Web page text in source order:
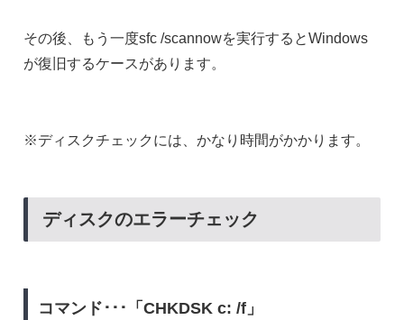
その後、もう一度sfc /scannowを実行するとWindows
が復旧するケースがあります。
※ディスクチェックには、かなり時間がかかります。
ディスクのエラーチェック
コマンド･･･「CHKDSK c: /f」